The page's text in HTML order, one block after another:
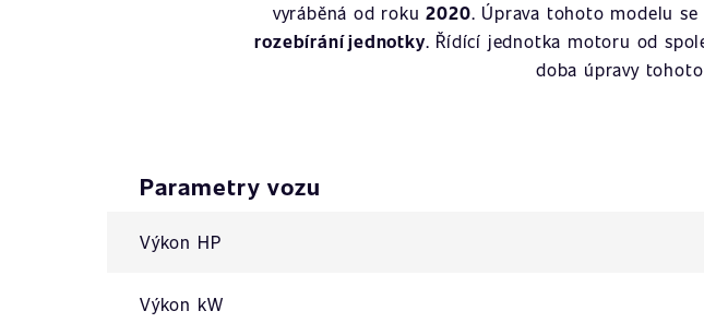
vyráběná od roku2020. Úprava tohoto modelu se
rozebírání jednotky. Řídící jednotka motoru od
doba úpravy
Parametry vozu
Výkon HP
Výkon kW